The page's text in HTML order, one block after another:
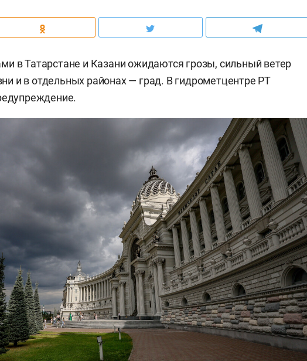
в Татарстане и Казани ожидаются грозы, сильный ветер
и в отдельных районах — град. В гидрометцентре РТ